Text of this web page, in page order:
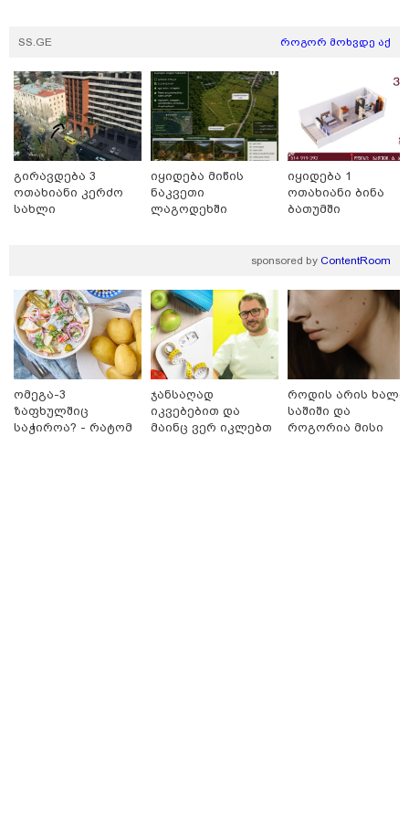
"კაპროვანში ზღვამ კიდევ ერთი ჭურვი გამორიყა,
ადგილზე მობილიზებულია პოლიცია და სამაშველო"
- რას წერს და რა კადრებს აქვეყნებს თათია
ნიკოლაშვილი?
SS.GE როგორ მოხვდე აქ
გირავდება 3
ოთახიანი კერძო
სახლი
იყიდება მიწის
ნაკვეთი
ლაგოდეხში
იყიდება 1
ოთახიანი ბინა
ბათუმში
sponsored by ContentRoom
ომეგა-3
ზაფხულშიც
საჭიროა? - რატომ
ჯანსაღად
იკვებებით და
მაინც ვერ იკლებთ
როდის არის ხალი
საშიში და
როგორია მისი